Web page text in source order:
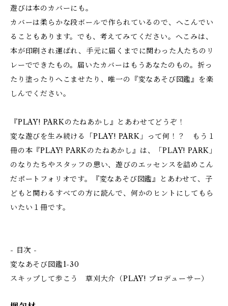
遊びは本のカバーにも。
カバーは柔らかな段ボールで作られているので、へこんでい
ることもあります。でも、考えてみてください。へこみは、
本が印刷され運ばれ、手元に届くまでに関わった人たちのリ
レーでできたもの。届いたカバーはもうあなたのもの。折っ
たり塗ったりへこませたり、唯一の『変なあそび図鑑』を楽
しんでください。
『PLAY! PARKのたねあかし』とあわせてどうぞ！
変な遊びを生み続ける「PLAY! PARK」って何！？ もう１
冊の本『PLAY! PARKのたねあかし』は、「PLAY! PARK」
のなりたちやスタッフの思い、遊びのエッセンスを詰めこん
だポートフォリオです。『変なあそび図鑑』とあわせて、子
どもと関わるすべての方に読んで、何かのヒントにしてもら
いたい１冊です。
- 目次 -
変なあそび図鑑1-30
スキップして歩こう 草刈大介（PLAY! プロデューサー）